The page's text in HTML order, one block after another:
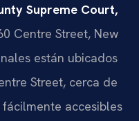
Supreme Court,
Centre Street, New
están ubicados
Street, cerca de
accesibles